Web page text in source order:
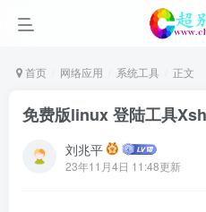
首页 网络应用 系统工具 正文
免费版linux 登陆工具
刘兆平
23年11月4日 11:48更新